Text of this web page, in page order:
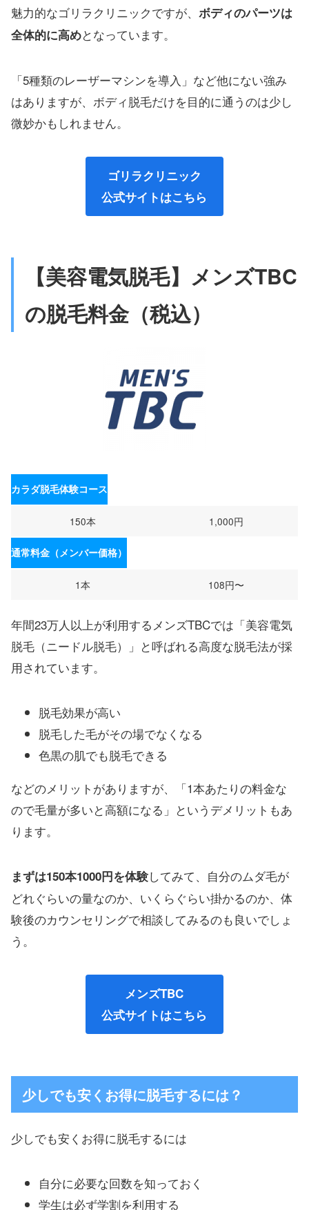
魅力的なゴリラクリニックですが、 ボディのパーツは
全体的に高めとなっています。
「5種類のレーザーマシンを導入」など他にない強み
はありますが、ボディ脱毛だけを目的に通うのは少し
微妙かもしれません。
ゴリラクリニック
公式サイトはこちら
【美容電気脱毛】メンズTBC
の脱毛料金（税込）
カラダ脱毛体験コース
150本 1,000円
通常料金（メンバー価格）
1本 108円〜
年間23万人以上が利用するメンズTBCでは「美容電気
脱毛（ニードル脱毛）」と呼ばれる高度な脱毛法が採
用されています。
脱毛効果が高い
脱毛した毛がその場でなくなる
色黒の肌でも脱毛できる
などのメリットがありますが、「1本あたりの料金な
ので毛量が多いと高額になる」というデメリットもあ
ります。
まずは150本1000円を体験してみて、自分のムダ毛が
どれぐらいの量なのか、いくらぐらい掛かるのか、体
験後のカウンセリングで相談してみるのも良いでしょ
う。
メンズTBC
公式サイトはこちら
少しでも安くお得に脱毛するには？
少しでも安くお得に脱毛するには
自分に必要な回数を知っておく
学生は必ず学割を利用する